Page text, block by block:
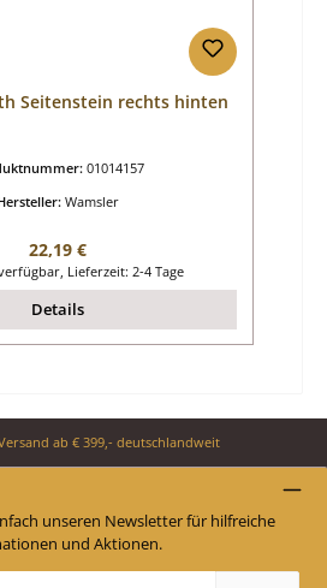
Seitenstein rechts hinten
01014157
Wamsler
Regulärer Preis:
22,19 €
Lieferzeit: 2-4 Tage
Details
ab € 399,- deutschlandweit
unseren Newsletter für hilfreiche
und Aktionen.